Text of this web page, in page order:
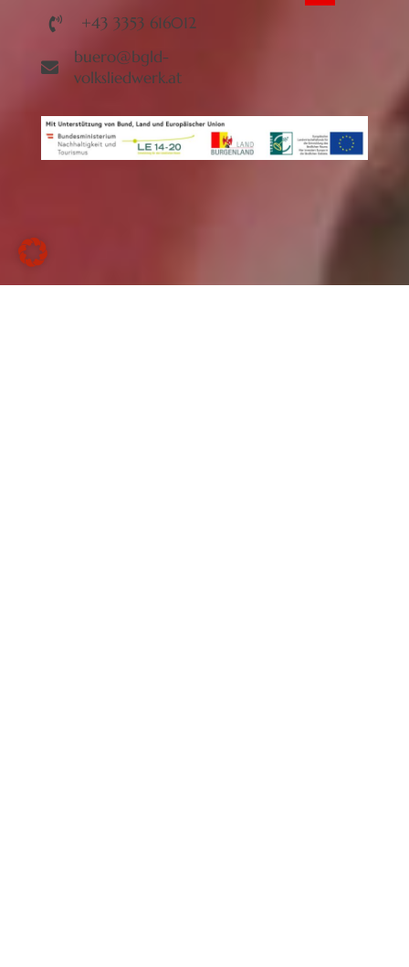
+43 3353 616012
buero@bgld-
volksliedwerk.at